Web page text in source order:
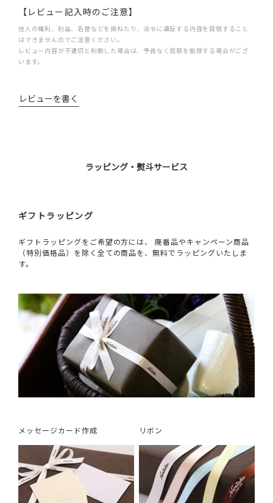
【レビュー記入時のご注意】
他人の権利、利益、名誉などを損ねたり、法令に違反する内容を投稿すること
はできませんのでご注意ください。
レビュー内容が不適切と判断した場合は、予告なく投稿を削除する場合がござ
います。
レビューを書く
ラッピング・熨斗サービス
ギフトラッピング
ギフトラッピングをご希望の方には、 廃番品やキャンペーン商品
（特別価格品）を除く全ての商品を、無料でラッピングいたしま
す。
メッセージカード作成 リボン